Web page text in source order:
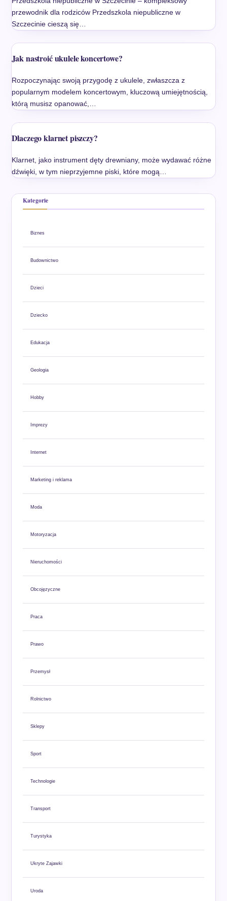
przewodnik dla rodziców Przedszkola niepubliczne w
Szczecinie cieszą się…
Jak nastroić ukulele koncertowe?
Rozpoczynając swoją przygodę z ukulele, zwłaszcza z
popularnym modelem koncertowym, kluczową umiejętnością,
którą musisz opanować,…
Dlaczego klarnet piszczy?
Klarnet, jako instrument dęty drewniany, może wydawać różne
dźwięki, w tym nieprzyjemne piski, które mogą…
Kategorie
Biznes
Budownictwo
Dzieci
Dziecko
Edukacja
Geologia
Hobby
Imprezy
Internet
Marketing i reklama
Moda
Motoryzacja
Nieruchomości
Obcojęzyczne
Praca
Prawo
Przemysł
Rolnictwo
Sklepy
Sport
Technologie
Transport
Turystyka
Ukryte Zajawki
Uroda